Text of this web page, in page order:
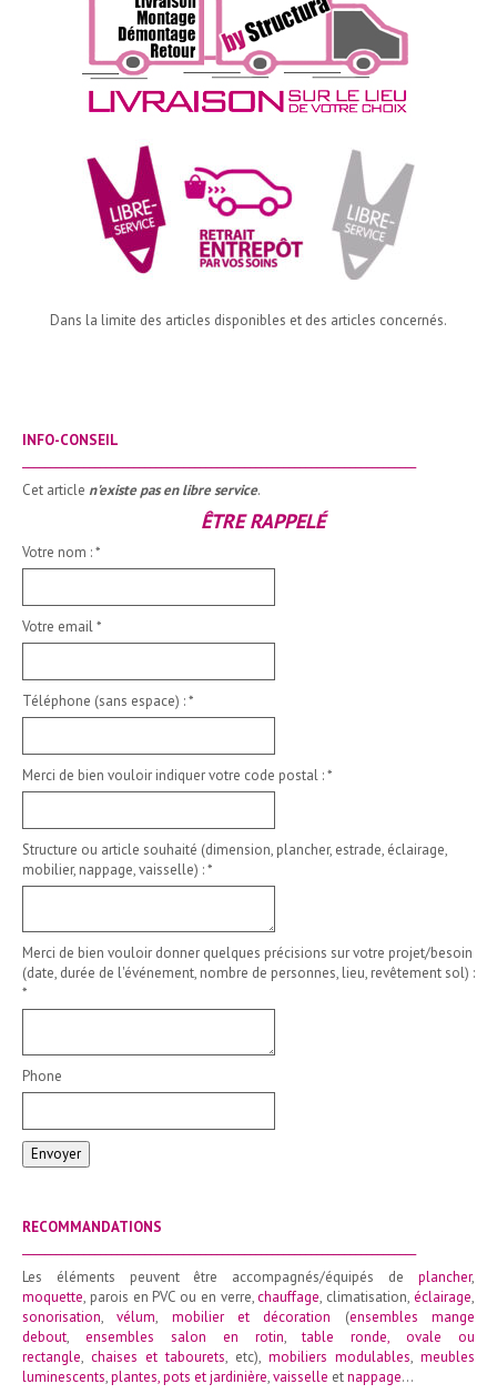
Dans la limite des articles disponibles et des articles concernés.
INFO-CONSEIL
Cet article n'existe pas en libre service.
ÊTRE RAPPELÉ
Votre nom :*
Votre email*
Téléphone (sans espace) :*
Merci de bien vouloir indiquer votre code postal :*
Structure ou article souhaité (dimension, plancher, estrade, éclairage,
mobilier, nappage, vaisselle) :*
Merci de bien vouloir donner quelques précisions sur votre projet/besoin
(date, durée de l'événement, nombre de personnes, lieu, revêtement sol) :
*
Phone
Envoyer
RECOMMANDATIONS
Les éléments peuvent être accompagnés/équipés de plancher,
moquette, parois en PVC ou en verre,chauffage, climatisation,éclairage,
sonorisation,vélum, mobilier et décoration (ensembles mange
debout, ensembles salon en rotin,table ronde,ovale ou
rectangle, chaises et tabourets, etc), mobiliers modulables, meubles
luminescents,plantes, pots et jardinière,vaisselle etnappage…